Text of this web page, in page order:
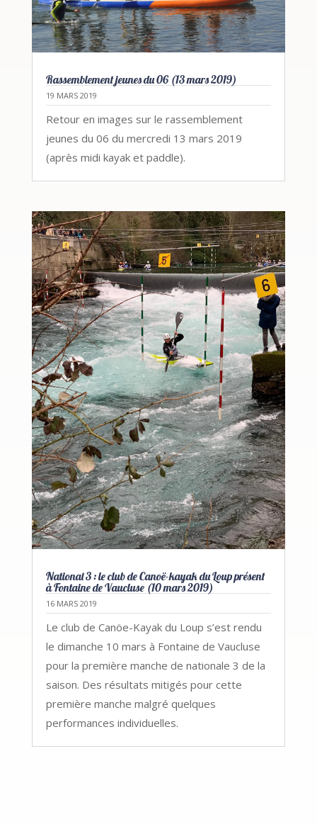
Rassemblement jeunes du 06 (13 mars 2019)
19 MARS 2019
Retour en images sur le rassemblement
jeunes du 06 du mercredi 13 mars 2019
(après midi kayak et paddle).
National 3 : le club de Canoë-kayak du Loup présent
à Fontaine de Vaucluse (10 mars 2019)
16 MARS 2019
Le club de Canöe-Kayak du Loup s’est rendu
le dimanche 10 mars à Fontaine de Vaucluse
pour la première manche de nationale 3 de la
saison. Des résultats mitigés pour cette
première manche malgré quelques
performances individuelles.